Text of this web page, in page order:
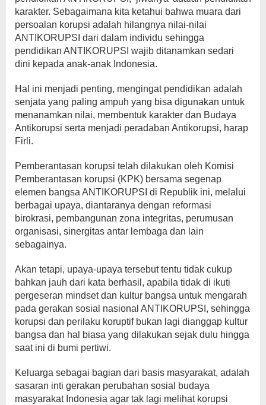
karakter. Sebagaimana kita ketahui bahwa muara dari
persoalan korupsi adalah hilangnya nilai-nilai
ANTIKORUPSI dari dalam individu sehingga
pendidikan ANTIKORUPSI wajib ditanamkan sedari
dini kepada anak-anak Indonesia.
Hal ini menjadi penting, mengingat pendidikan adalah
senjata yang paling ampuh yang bisa digunakan untuk
menanamkan nilai, membentuk karakter dan Budaya
Antikorupsi serta menjadi peradaban Antikorupsi, harap
Firli.
Pemberantasan korupsi telah dilakukan oleh Komisi
Pemberantasan korupsi (KPK) bersama segenap
elemen bangsa ANTIKORUPSI di Republik ini, melalui
berbagai upaya, diantaranya dengan reformasi
birokrasi, pembangunan zona integritas, perumusan
organisasi, sinergitas antar lembaga dan lain
sebagainya.
Akan tetapi, upaya-upaya tersebut tentu tidak cukup
bahkan jauh dari kata berhasil, apabila tidak di ikuti
pergeseran mindset dan kultur bangsa untuk mengarah
pada gerakan sosial nasional ANTIKORUPSI, sehingga
korupsi dan perilaku koruptif bukan lagi dianggap kultur
bangsa dan hal biasa yang dilakukan sejak dulu hingga
saat ini di bumi pertiwi.
Keluarga sebagai bagian dari basis masyarakat, adalah
sasaran inti gerakan perubahan sosial budaya
masyarakat Indonesia agar tak lagi melihat korupsi